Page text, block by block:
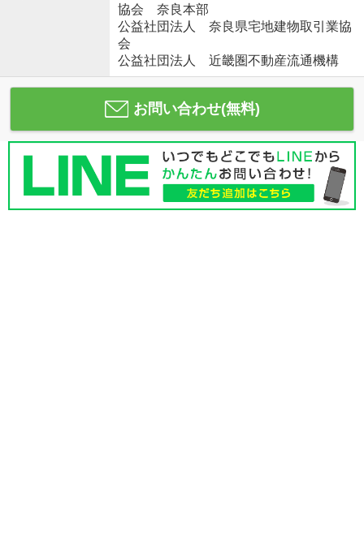
協会 奈良本部
公益社団法人 奈良県宅地建物取引業協
会
公益社団法人 近畿圏不動産流通機構
お問い合わせ(無料)